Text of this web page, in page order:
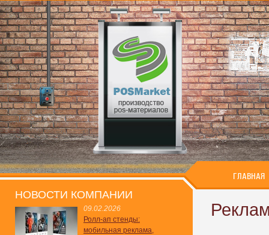
ГЛАВНАЯ
НОВОСТИ КОМПАНИИ
09.02.2026
Ролл-ап стенды:
мобильная реклама,